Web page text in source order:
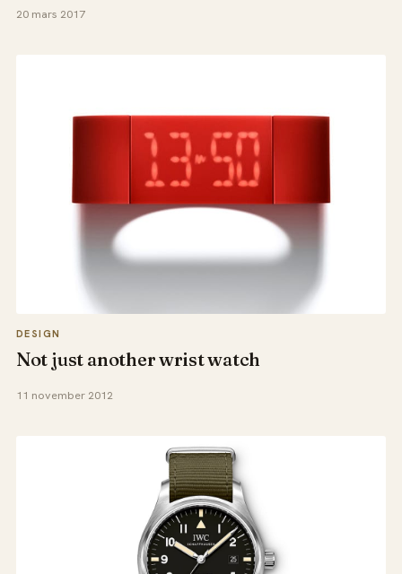
20 mars 2017
DESIGN
Not just another wrist watch
11 november 2012